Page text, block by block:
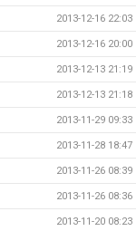
2013-12-16 22:03
2013-12-16 20:00
2013-12-13 21:19
2013-12-13 21:18
2013-11-29 09:33
2013-11-28 18:47
2013-11-26 08:39
2013-11-26 08:36
2013-11-20 08:23